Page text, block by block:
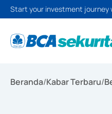
Start your investment journey
Beranda/Kabar Terbaru/